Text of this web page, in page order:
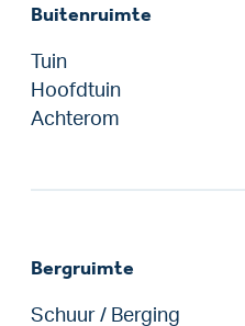
Buitenruimte
Tuin
Hoofdtuin
Achterom
Bergruimte
Schuur / Berging